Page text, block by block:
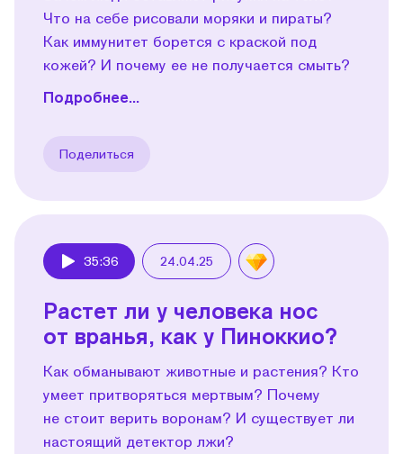
Что на себе рисовали моряки и пираты?
Как иммунитет борется с краской под
кожей? И почему ее не получается смыть?
Подробнее...
Поделиться
35:36 24.04.25
Растет ли у человека нос
от вранья, как у Пиноккио?
Как обманывают животные и растения? Кто
умеет притворяться мертвым? Почему
не стоит верить воронам? И существует ли
настоящий детектор лжи?